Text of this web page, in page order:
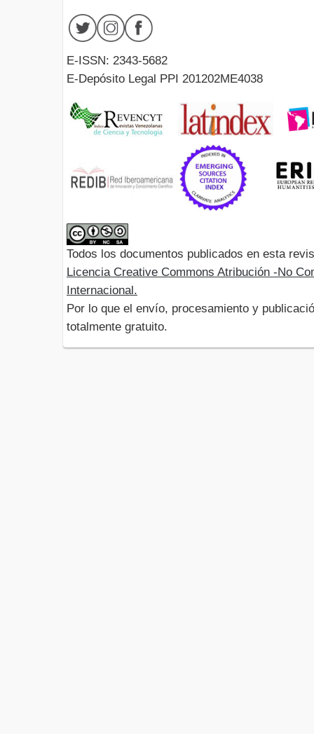
E-ISSN: 2343-5682
E-Depósito Legal PPI 201202ME4038
Todos los documentos publicados en esta
Licencia Creative Commons Atribución -No
Internacional.
Por lo que el envío, procesamiento y
totalmente gratuito.